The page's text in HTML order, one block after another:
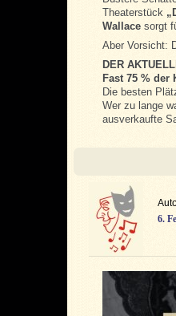
Theaterstück
Wallace sorgt
Aber Vorsicht:
DER
Fast 75 % der
Die besten
Wer zu lange
ausverkaufte
6.